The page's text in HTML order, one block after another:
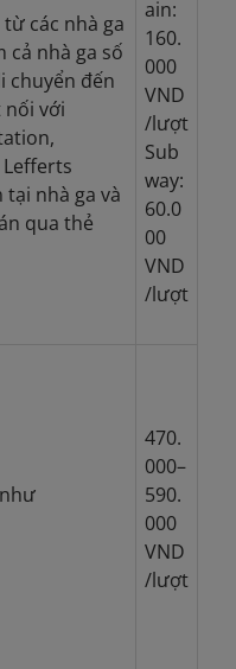
các nhà ga
cả nhà ga số
chuyển đến
với
nhà ga và
qua thẻ
ain:
160.
000
VND
/lượt
Sub
way:
60.0
00
VND
/lượt
470.
000–
590.
000
VND
/lượt